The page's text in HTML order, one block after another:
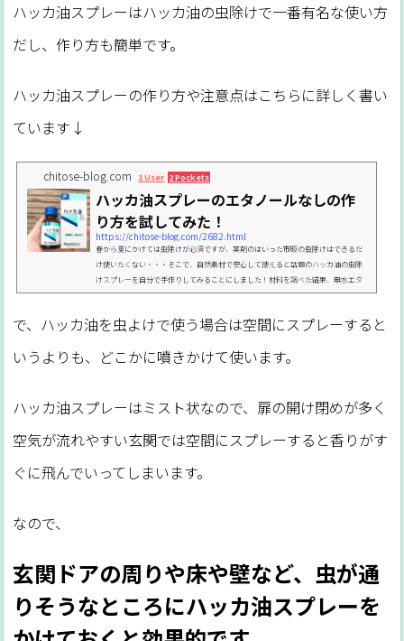
ハッカ油スプレーはハッカ油の虫除けで一番有名な使い方
だし、作り方も簡単です。
ハッカ油スプレーの作り方や注意点はこちらに詳しく書い
ています↓
chitose-blog.com 1 User 2 Pockets
ハッカ油スプレーのエタノールなしの作
り方を試してみた！
https://chitose-blog.com/2682.html
春から夏にかけては虫除けが必須ですが、薬剤のはいった市販の虫除けはできるだ
け使いたくない・・・そこで、自然素材で安心して使えると話題のハッカ油の虫除
けスプレーを自分で手作りしてみることにしました！材料を調べた結果、無水エタ
ノールがちょっと高かったので今回はエタノールなしで作ってみた感想です。精製水
点、失敗しないための基本まとめハッカ油スプレーの材料について私がハッカ油ス
で、ハッカ油を虫よけで使う場合は空間にスプレーすると
いうよりも、どこかに噴きかけて使います。
ハッカ油スプレーはミスト状なので、扉の開け閉めが多く
空気が流れやすい玄関では空間にスプレーすると香りがす
ぐに飛んでいってしまいます。
なので、
玄関ドアの周りや床や壁など、虫が通
りそうなところにハッカ油スプレーを